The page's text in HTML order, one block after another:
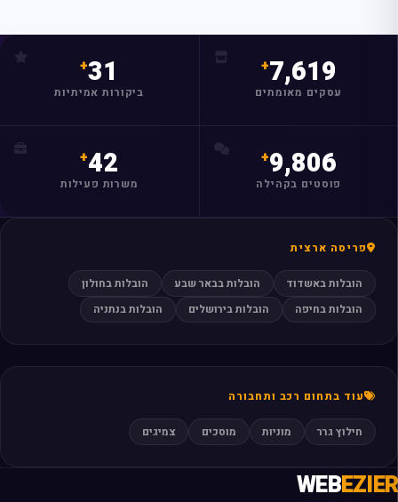
7,619
עסקים מאומתים
31
ביקורות אמיתיות
9,806
פוסטים בקהילה
42
משרות פעילות
פריסה ארצית
הובלות באשדוד הובלות בבאר שבע
הובלות בחולון
הובלות בחיפה
הובלות בירושלים הובלות בנתניה
עוד בתחום רכב ותחבורה
חילוץ גרר מוניות מוסכים צמיגים
WEBEZIER